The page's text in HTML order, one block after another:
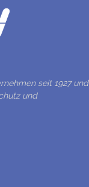
seit 1927 und
und